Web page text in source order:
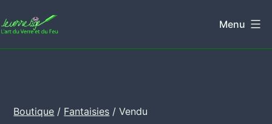
au
contenu
Menu
Boutique / Fantaisies / Vendu